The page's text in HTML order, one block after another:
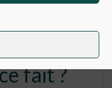
.
fait ?